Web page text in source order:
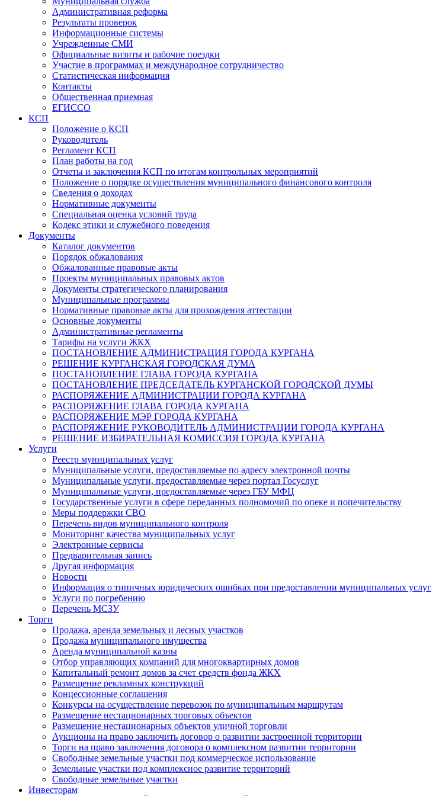
Административная реформа
Результаты проверок
Информационные системы
Учрежденные СМИ
Официальные визиты и рабочие поездки
Участие в программах и международное сотрудничество
Статистическая информация
Контакты
Общественная приемная
ЕГИССО
КСП
Положение о КСП
Руководитель
Регламент КСП
План работы на год
Отчеты и заключения КСП по итогам контрольных мероприятий
Положение о порядке осуществления муниципального финансового контроля
Сведения о доходах
Нормативные документы
Специальная оценка условий труда
Кодекс этики и служебного поведения
Документы
Каталог документов
Порядок обжалования
Обжалованные правовые акты
Проекты муниципальных правовых актов
Документы стратегического планирования
Муниципальные программы
Нормативные правовые акты для прохождения аттестации
Основные документы
Административные регламенты
Тарифы на услуги ЖКХ
ПОСТАНОВЛЕНИЕ АДМИНИСТРАЦИЯ ГОРОДА КУРГАНА
РЕШЕНИЕ КУРГАНСКАЯ ГОРОДСКАЯ ДУМА
ПОСТАНОВЛЕНИЕ ГЛАВА ГОРОДА КУРГАНА
ПОСТАНОВЛЕНИЕ ПРЕДСЕДАТЕЛЬ КУРГАНСКОЙ ГОРОДСКОЙ ДУМЫ
РАСПОРЯЖЕНИЕ АДМИНИСТРАЦИИ ГОРОДА КУРГАНА
РАСПОРЯЖЕНИЕ ГЛАВА ГОРОДА КУРГАНА
РАСПОРЯЖЕНИЕ МЭР ГОРОДА КУРГАНА
РАСПОРЯЖЕНИЕ РУКОВОДИТЕЛЬ АДМИНИСТРАЦИИ ГОРОДА КУРГАНА
РЕШЕНИЕ ИЗБИРАТЕЛЬНАЯ КОМИССИЯ ГОРОДА КУРГАНА
Услуги
Реестр муниципальных услуг
Муниципальные услуги, предоставляемые по адресу электронной почты
Муниципальные услуги, предоставляемые через портал Госуслуг
Муниципальные услуги, предоставляемые через ГБУ МФЦ
Государственные услуги в сфере переданных полномочий по опеке и попечительству
Меры поддержки СВО
Перечень видов муниципального контроля
Мониторинг качества муниципальных услуг
Электронные сервисы
Предварительная запись
Другая информация
Новости
Информация о типичных юридических ошибках при предоставлении муниципальных услуг
Услуги по погребению
Перечень МСЗУ
Торги
Продажа, аренда земельных и лесных участков
Продажа муниципального имущества
Аренда муниципальной казны
Отбор управляющих компаний для многоквартирных домов
Капитальный ремонт домов за счет средств фонда ЖКХ
Размещение рекламных конструкций
Концессионные соглашения
Конкурсы на осуществление перевозок по муниципальным маршрутам
Размещение нестационарных торговых объектов
Размещение нестационарных объектов уличной торговли
Аукционы на право заключить договор о развитии застроенной территории
Торги на право заключения договора о комплексном развитии территории
Свободные земельные участки под коммерческое использование
Земельные участки под комплексное развитие территорий
Свободные земельные участки
Инвесторам